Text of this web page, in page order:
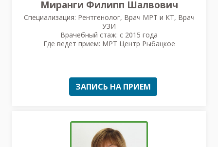
Миранги Филипп Шалвович
Специализация: Рентгенолог, Врач МРТ и КТ, Врач
УЗИ
Врачебный стаж: с 2015 года
Где ведет прием: МРТ Центр Рыбацкое
ЗАПИСЬ НА ПРИЕМ